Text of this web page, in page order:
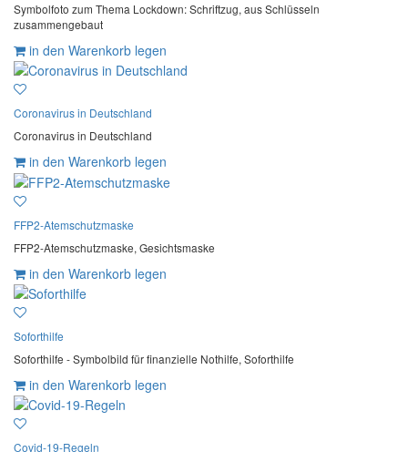
Symbolfoto zum Thema Lockdown: Schriftzug, aus Schlüsseln
zusammengebaut
in den Warenkorb legen
Coronavirus in Deutschland
Coronavirus in Deutschland
in den Warenkorb legen
FFP2-Atemschutzmaske
FFP2-Atemschutzmaske, Gesichtsmaske
in den Warenkorb legen
Soforthilfe
Soforthilfe - Symbolbild für finanzielle Nothilfe, Soforthilfe
in den Warenkorb legen
Covid-19-Regeln